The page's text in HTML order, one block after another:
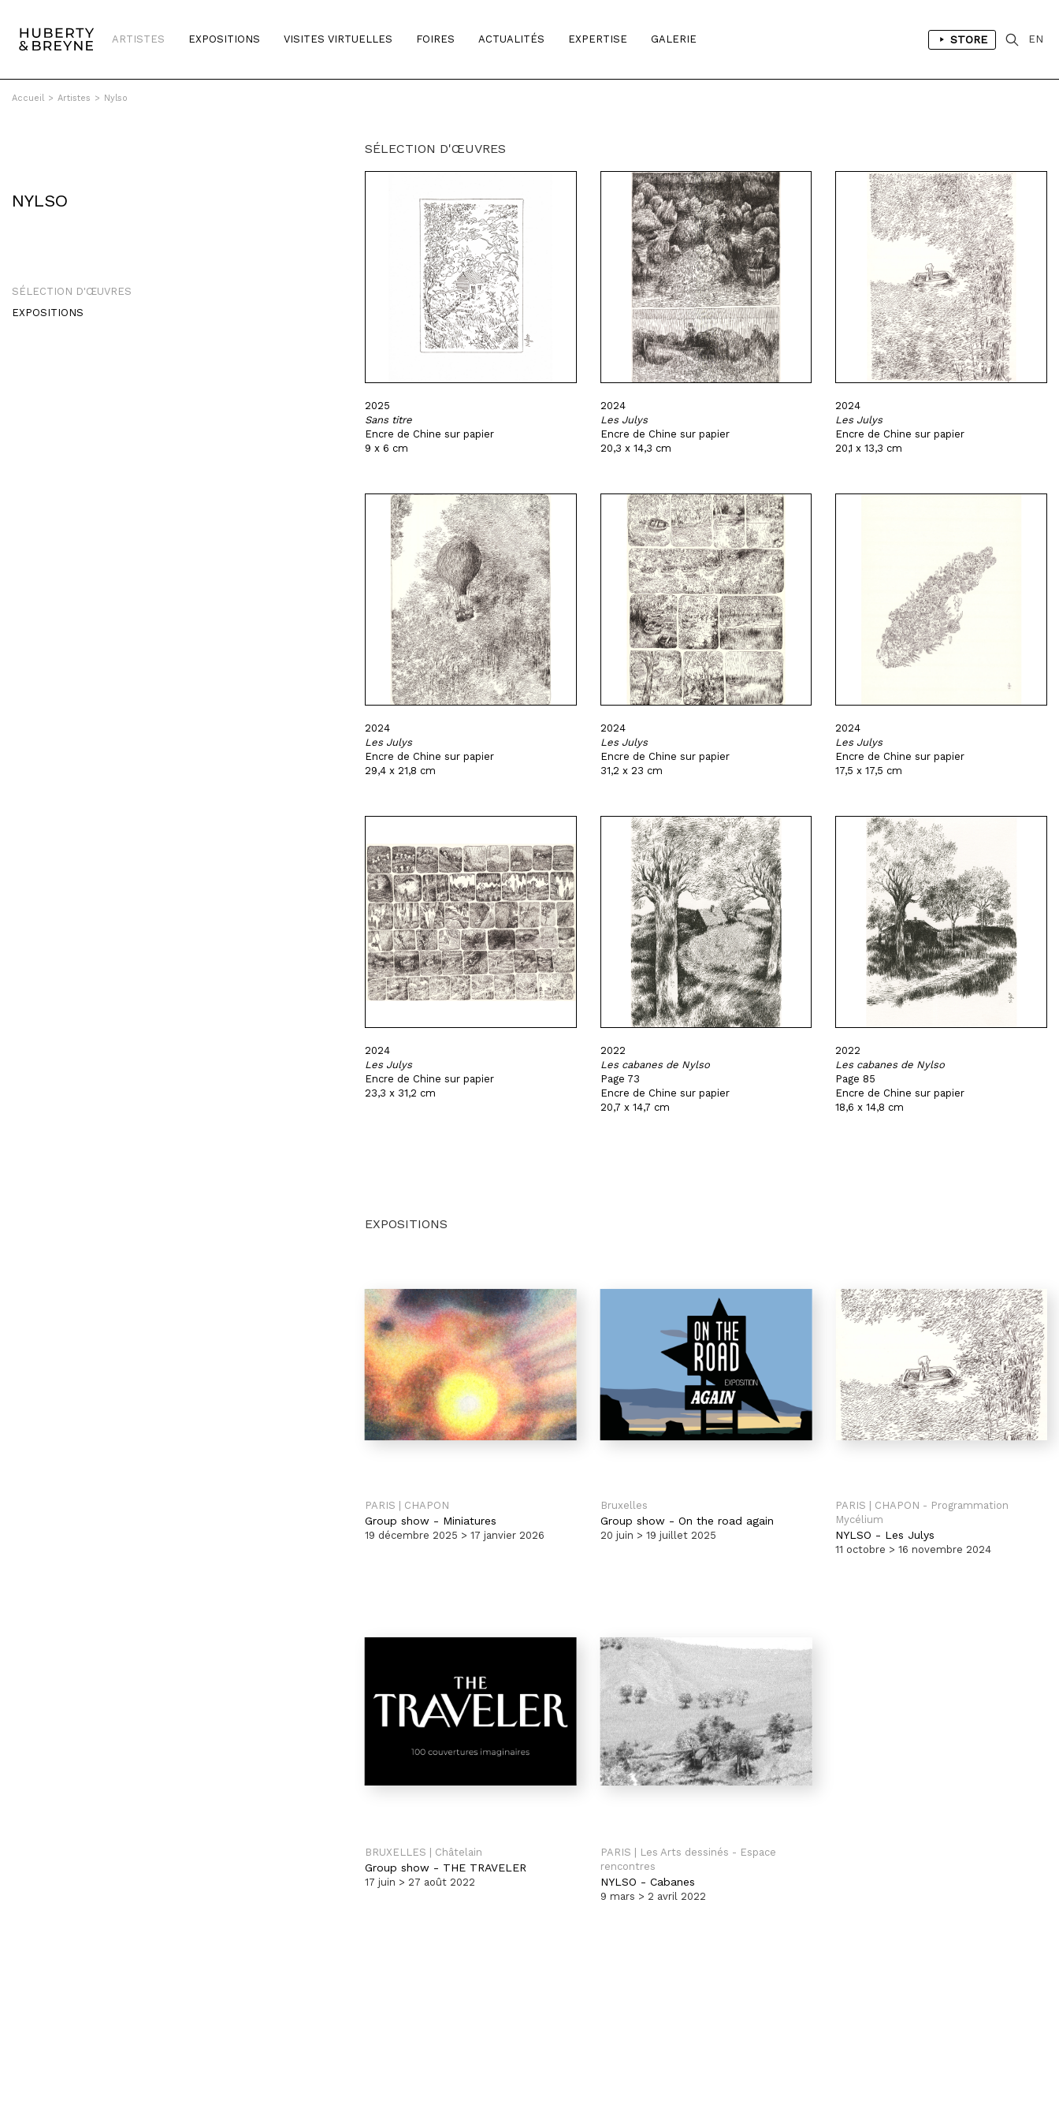
ARTISTES EXPOSITIONS VISITES VIRTUELLES FOIRES ACTUALITÉS EXPERTISE GALERIE STORE EN
Accueil > Artistes > Nylso
NYLSO
SÉLECTION D'ŒUVRES
EXPOSITIONS
SÉLECTION D'ŒUVRES
2025
Sans titre
Encre de Chine sur papier
9 x 6 cm
2024
Les Julys
Encre de Chine sur papier
20,3 x 14,3 cm
2024
Les Julys
Encre de Chine sur papier
20,1 x 13,3 cm
2024
Les Julys
Encre de Chine sur papier
29,4 x 21,8 cm
2024
Les Julys
Encre de Chine sur papier
31,2 x 23 cm
2024
Les Julys
Encre de Chine sur papier
17,5 x 17,5 cm
2024
Les Julys
Encre de Chine sur papier
23,3 x 31,2 cm
2022
Les cabanes de Nylso
Page 73
Encre de Chine sur papier
20,7 x 14,7 cm
2022
Les cabanes de Nylso
Page 85
Encre de Chine sur papier
18,6 x 14,8 cm
EXPOSITIONS
PARIS | CHAPON
Group show - Miniatures
19 décembre 2025 > 17 janvier 2026
Bruxelles
Group show - On the road again
20 juin > 19 juillet 2025
PARIS | CHAPON - Programmation
Mycélium
NYLSO - Les Julys
11 octobre > 16 novembre 2024
BRUXELLES | Châtelain
Group show - THE TRAVELER
17 juin > 27 août 2022
PARIS | Les Arts dessinés - Espace
rencontres
NYLSO - Cabanes
9 mars > 2 avril 2022